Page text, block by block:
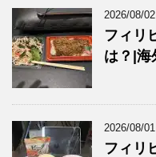
2026/08/02
フィリ
は？|海
2026/08/01
フィリ